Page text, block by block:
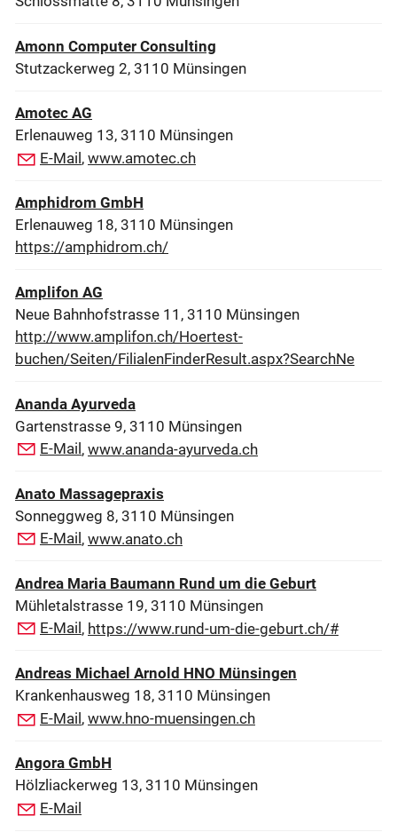
Amonn Computer Consulting
Stutzackerweg 2, 3110 Münsingen
Amotec AG
Erlenauweg 13, 3110 Münsingen
E-Mail, www.amotec.ch
Amphidrom GmbH
Erlenauweg 18, 3110 Münsingen
https://amphidrom.ch/
Amplifon AG
Neue Bahnhofstrasse 11, 3110 Münsingen
http://www.amplifon.ch/Hoertest-
buchen/Seiten/FilialenFinderResult.aspx?SearchNe
Ananda Ayurveda
Gartenstrasse 9, 3110 Münsingen
E-Mail , www.ananda-ayurveda.ch
Anato Massagepraxis
Sonneggweg 8, 3110 Münsingen
E-Mail , www.anato.ch
Andrea Maria Baumann Rund um die Geburt
Mühletalstrasse 19, 3110 Münsingen
E-Mail , https://www.rund-um-die-geburt.ch/#
Andreas Michael Arnold HNO Münsingen
Krankenhausweg 18, 3110 Münsingen
E-Mail, www.hno-muensingen.ch
Angora GmbH
Hölzliackerweg 13, 3110 Münsingen
E-Mail